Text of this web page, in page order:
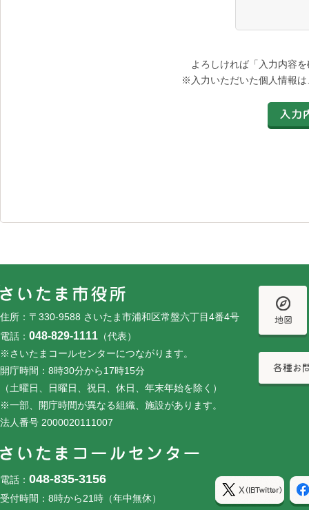
よろしければ「入力内容
※入力いただいた個人情報
住所：〒330-9588 さいたま市浦和区常盤六丁目4番4号
電話： 048-829-1111 （代表）
※さいたまコールセンターにつながります。
開庁時間：8時30分から17時15分
（土曜日、日曜日、祝日、休日、年末年始を除く）
※一部、開庁時間が異なる組織、施設があります。
法人番号 2000020111007
電話： 048-835-3156
受付時間：8時から21時（年中無休）